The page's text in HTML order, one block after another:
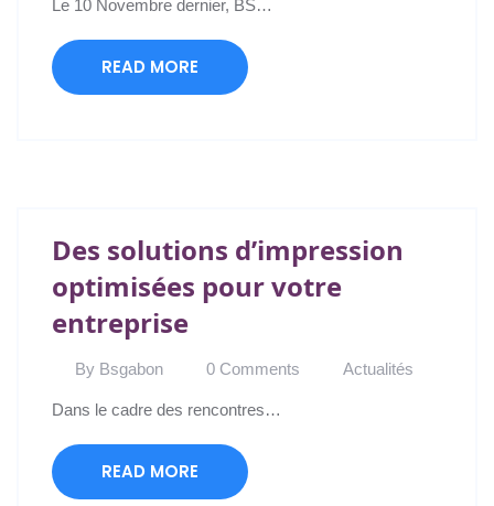
Le 10 Novembre dernier, BS…
READ MORE
Des solutions d’impression
optimisées pour votre
entreprise
By Bsgabon 0 Comments Actualités
Dans le cadre des rencontres…
READ MORE